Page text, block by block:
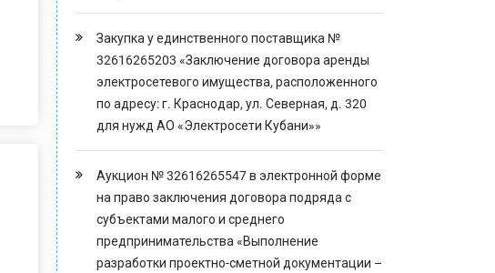
Закупка у единственного поставщика №
32616265203 «Заключение договора аренды
электросетевого имущества, расположенного
по адресу: г. Краснодар, ул. Северная, д. 320
для нужд АО «Электросети Кубани»»
Аукцион № 32616265547 в электронной форме
на право заключения договора подряда с
субъектами малого и среднего
предпринимательства «Выполнение
разработки проектно-сметной документации –